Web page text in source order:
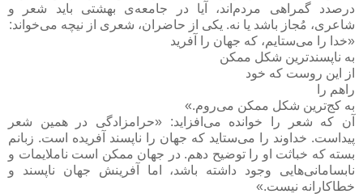
درصدد گمراهی مردم‌اند، آیا در جامعه‌ی بهشتی باید شعر و
شاعری، مُجاز باشد یا نه. یکی از حاضران، شعری از نیچه می‌خواند:
«خدا را می‌ستایم، که جهان را آفرید
به ناپسندترین شکل ممکن
از این روست که خود
راهم را
به کج‌ترین شکل ممکن می‌روم.»
آن که شعر را خوانده می‌افزاید: «حرامزادگی در همین شعر
پیداست. خداوند را می‌ستاید که جهان را ناپسند آفریده است. زبانم
بسته که خباثت او را توضیح دهم. در جهان ممکن است ناملایمات و
نابسامانی‌هایی وجود داشته باشد، اما آفرینش جهان ناپسند و
خطاکارانه نیست.»